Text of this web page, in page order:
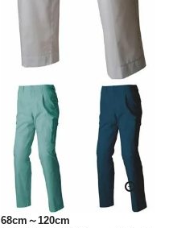
68cm～120cm